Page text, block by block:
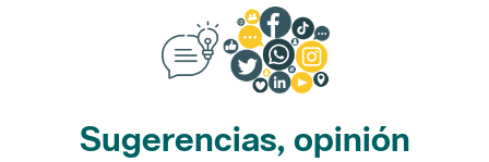
Sugerencias, opinión